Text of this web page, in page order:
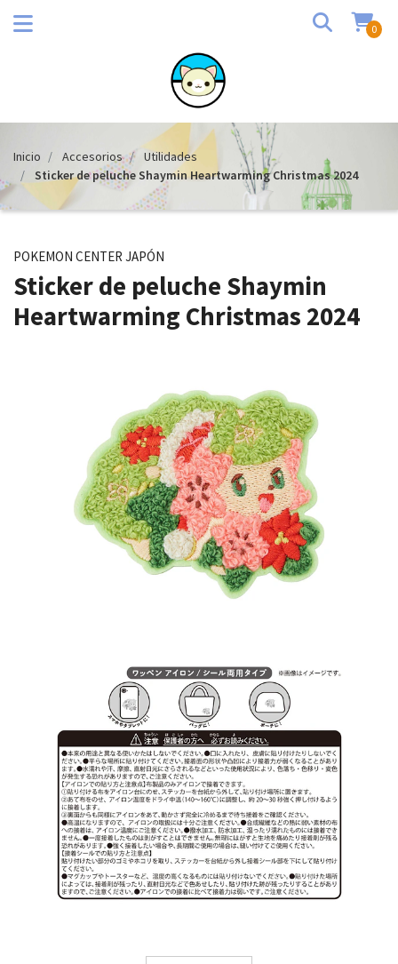
0
Inicio Accesorios
Utilidades
Sticker de peluche Shaymin Heartwarming Christmas 2024
POKEMON CENTER JAPÓN
Sticker de peluche Shaymin
Heartwarming Christmas 2024